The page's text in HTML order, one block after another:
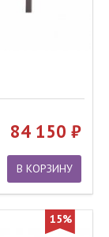
84 150
В КОРЗИНУ
15%